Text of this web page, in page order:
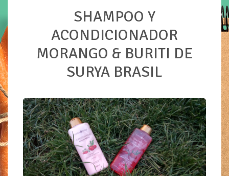
SHAMPOO Y
ACONDICIONADOR
MORANGO & BURITI DE
SURYA BRASIL